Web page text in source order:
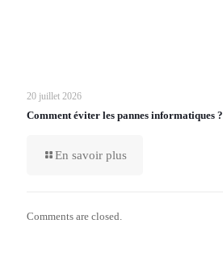
20 juillet 2026
Comment éviter les pannes informatiques ?
En savoir plus
Comments are closed.